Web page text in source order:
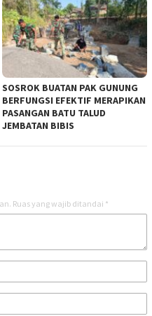
SOSROK BUATAN PAK GUNUNG
BERFUNGSI EFEKTIF MERAPIKAN
PASANGAN BATU TALUD
JEMBATAN BIBIS
Ruas yang wajib ditandai *